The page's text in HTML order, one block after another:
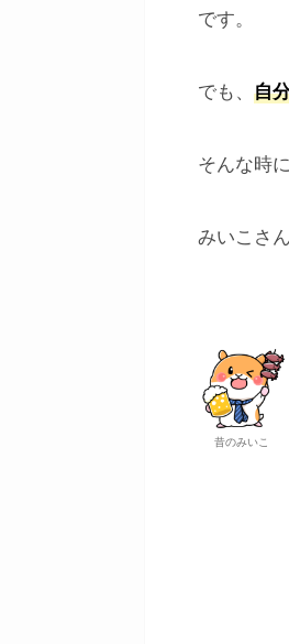
です。
でも、 自
そんな時
みいこさ
昔のみいこ